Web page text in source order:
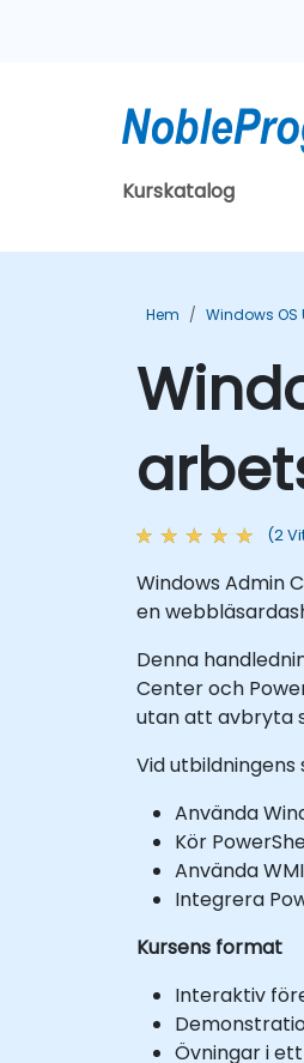
Kurskatalog
Hem Windows
(2
Windows Admin
en
Denna
Center och
utan att avbryta
Vid
Använda
Kör
Använda
Integrera
Kursens format
Interaktiv
Övningar i